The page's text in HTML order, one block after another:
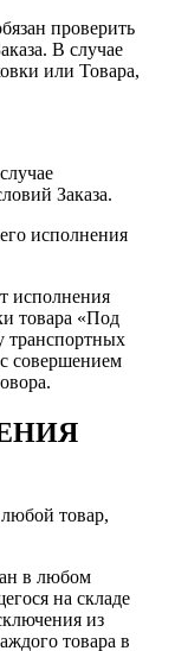
проверить
В случае
или Товара,
Заказа.
исполнения
исполнения
товара «Под
транспортных
совершением
товар,
в любом
на складе
из
товара в